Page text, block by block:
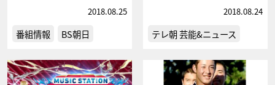
2018.08.25
番組情報 BS朝日
2018.08.24
テレ朝 芸能&ニュース